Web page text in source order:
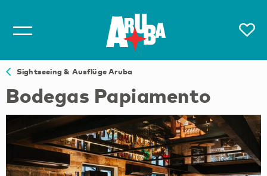
Sightseeing & Ausflüge Aruba
Bodegas Papiamento